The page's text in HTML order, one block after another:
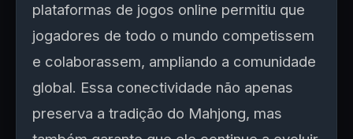
plataformas de jogos online permitiu que
jogadores de todo o mundo competissem
e colaborassem, ampliando a comunidade
global. Essa conectividade não apenas
preserva a tradição do Mahjong, mas